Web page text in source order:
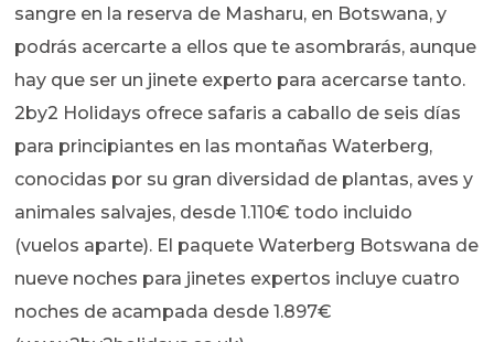
sangre en la reserva de Masharu, en Botswana, y
podrás acercarte a ellos que te asombrarás, aunque
hay que ser un jinete experto para acercarse tanto.
2by2 Holidays ofrece safaris a caballo de seis días
para principiantes en las montañas Waterberg,
conocidas por su gran diversidad de plantas, aves y
animales salvajes, desde 1.110€ todo incluido
(vuelos aparte). El paquete Waterberg Botswana de
nueve noches para jinetes expertos incluye cuatro
noches de acampada desde 1.897€